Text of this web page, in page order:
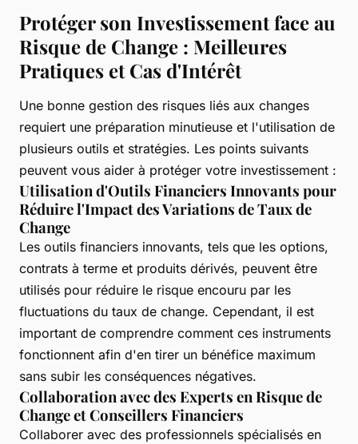
Protéger son Investissement face au
Risque de Change : Meilleures
Pratiques et Cas d'Intérêt
Une bonne gestion des risques liés aux changes
requiert une préparation minutieuse et l'utilisation de
plusieurs outils et stratégies. Les points suivants
peuvent vous aider à protéger votre investissement :
Utilisation d'Outils Financiers Innovants pour
Réduire l'Impact des Variations de Taux de
Change
Les outils financiers innovants, tels que les options,
contrats à terme et produits dérivés, peuvent être
utilisés pour réduire le risque encouru par les
fluctuations du taux de change. Cependant, il est
important de comprendre comment ces instruments
fonctionnent afin d'en tirer un bénéfice maximum
sans subir les conséquences négatives.
Collaboration avec des Experts en Risque de
Change et Conseillers Financiers
Collaborer avec des professionnels spécialisés en